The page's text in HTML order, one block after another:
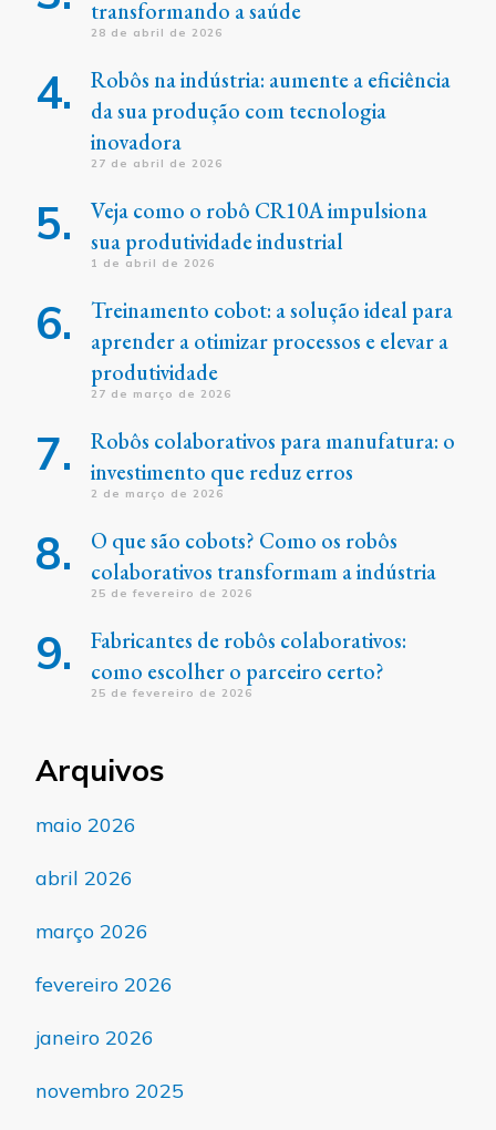
transformando a saúde
28 de abril de 2026
Robôs na indústria: aumente a eficiência
da sua produção com tecnologia
inovadora
27 de abril de 2026
Veja como o robô CR10A impulsiona
sua produtividade industrial
1 de abril de 2026
Treinamento cobot: a solução ideal para
aprender a otimizar processos e elevar a
produtividade
27 de março de 2026
Robôs colaborativos para manufatura: o
investimento que reduz erros
2 de março de 2026
O que são cobots? Como os robôs
colaborativos transformam a indústria
25 de fevereiro de 2026
Fabricantes de robôs colaborativos:
como escolher o parceiro certo?
25 de fevereiro de 2026
Arquivos
maio 2026
abril 2026
março 2026
fevereiro 2026
janeiro 2026
novembro 2025